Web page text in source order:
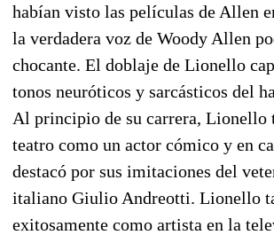
habían visto las películas de Allen
la verdadera voz de Woody Allen
chocante. El doblaje de Lionello
tonos neuróticos y sarcásticos del
Al principio de su carrera, Lionello
teatro como un actor cómico y en
destacó por sus imitaciones del
italiano Giulio Andreotti. Lionello
exitosamente como artista en la